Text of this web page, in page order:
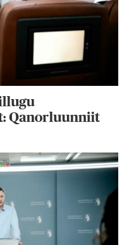
Qanorluunniit